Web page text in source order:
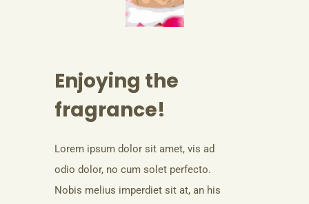
Enjoying the
fragrance!
Lorem ipsum dolor sit amet, vis ad
odio dolor, no cum solet perfecto.
Nobis melius imperdiet sit at, an his